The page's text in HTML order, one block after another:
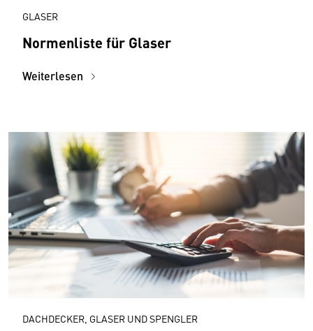
GLASER
Normenliste für Glaser
Weiterlesen
DACHDECKER, GLASER UND SPENGLER